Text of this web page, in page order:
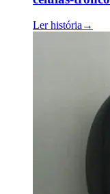
Ler história→